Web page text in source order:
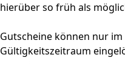
hierüber so früh als
Gutscheine können nur
Gültigkeitszeitraum